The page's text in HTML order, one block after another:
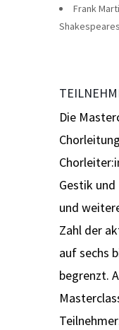
Frank
Die
Gestik
und
Zahl der
auf sechs
begrenzt.